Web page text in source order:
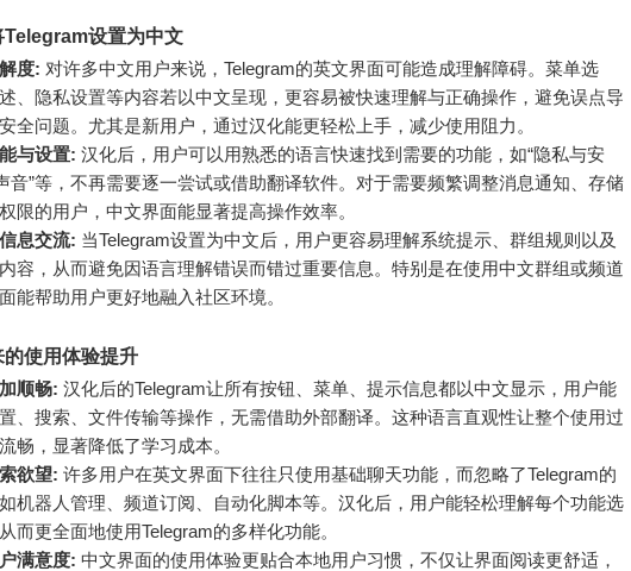
Telegram设置为中文
度: 对许多中文用户来说，Telegram的英文界面可能造成理解障碍。菜单选
、隐私设置等内容若以中文呈现，更容易被快速理解与正确操作，避免误点导
全问题。尤其是新用户，通过汉化能更轻松上手，减少使用阻力。
与设置: 汉化后，用户可以用熟悉的语言快速找到需要的功能，如“隐私与安
音”等，不再需要逐一尝试或借助翻译软件。对于需要频繁调整消息通知、存储
限的用户，中文界面能显著提高操作效率。
息交流: 当Telegram设置为中文后，用户更容易理解系统提示、群组规则以及
容，从而避免因语言理解错误而错过重要信息。特别是在使用中文群组或频道
能帮助用户更好地融入社区环境。
使用体验提升
顺畅: 汉化后的Telegram让所有按钮、菜单、提示信息都以中文显示，用户能
、搜索、文件传输等操作，无需借助外部翻译。这种语言直观性让整个使用过
畅，显著降低了学习成本。
欲望: 许多用户在英文界面下往往只使用基础聊天功能，而忽略了Telegram的
机器人管理、频道订阅、自动化脚本等。汉化后，用户能轻松理解每个功能选
而更全面地使用Telegram的多样化功能。
满意度: 中文界面的使用体验更贴合本地用户习惯，不仅让界面阅读更舒适，